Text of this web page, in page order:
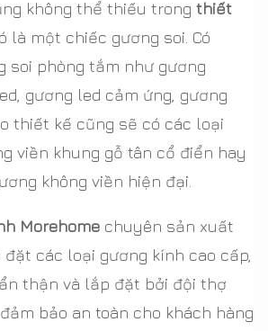
không thể thiếu trong thiết
là một chiếc gương soi. Có
soi phòng tắm như gương
gương led cảm ứng, gương
thiết kế cũng sẽ có các loại
viền khung gỗ tân cổ điển hay
không viền hiện đại.
Morehome chuyên sản xuất
các loại gương kính cao cấp,
thận và lắp đặt bởi đội thợ
bảo an toàn cho khách hàng